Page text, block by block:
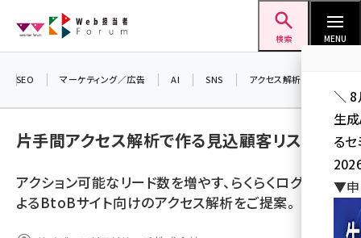
ン
検索 MENU
seo (3526)
ai (2807)
SEO マーケティング／広告 AI SNS アクセス解析／データ分析
片手間アクセス解析で作る見込顧客リスト
アクション可能なリード数を増やす、らくらくログ解析に
よるBtoBサイト向けのアクセス解析をご提案。
＼ 8
生
る
▼申